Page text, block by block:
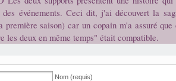
des événements. Ceci dit, j'ai découvert la
première saison) car un copain m'a assuré
les deux en même temps" était compatible.
Nom (requis)